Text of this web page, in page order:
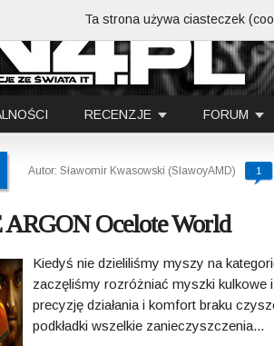
RECENZJE FORUM
Autor: Sławomir Kwasowski (SlawoyAMD) 1
Ocelote World
Kiedyś nie dzieliliśmy myszy na
zaczęliśmy rozróżniać myszki kulkowe
precyzję działania i komfort braku
podkładki wszelkie zanieczyszczenia...
Ta strona używa ciasteczek